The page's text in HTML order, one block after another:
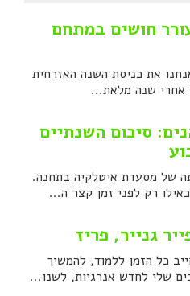
חושים במתחם
את כניסת השנה האזרחית
אחרי שנה מלאת...
סיכום השנתיים
של מסעדת איטלקיה בתחנה.
רק לפני זמן קצר ה...
גנייר, פריז
כל הזמן ללמוד, להמשיך
שלי לחדש אנרגיות, לשנו...